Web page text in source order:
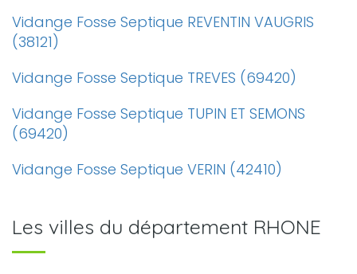
Vidange Fosse Septique REVENTIN VAUGRIS
(38121)
Vidange Fosse Septique TREVES (69420)
Vidange Fosse Septique TUPIN ET SEMONS
(69420)
Vidange Fosse Septique VERIN (42410)
Les villes du département RHONE